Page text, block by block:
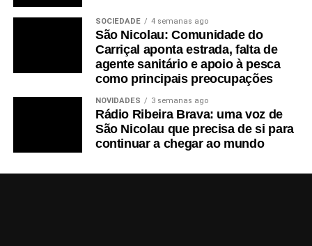
SOCIEDADE 4 semanas ago
São Nicolau: Comunidade do
Carriçal aponta estrada, falta de
agente sanitário e apoio à pesca
como principais preocupações
NOVIDADES 3 semanas ago
Rádio Ribeira Brava: uma voz de
São Nicolau que precisa de si para
continuar a chegar ao mundo